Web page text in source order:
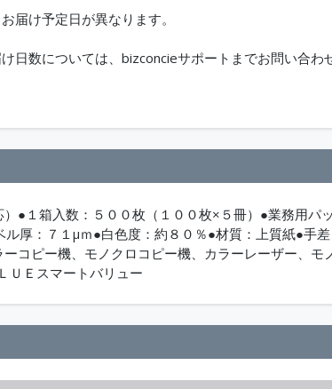
届け予定日が異なります。
数については、bizconcieサポートまでお問い合わ
●１箱入数：５００枚（１００枚×５冊）●業務用パ
厚：７１μｍ●白色度：約８０％●材質：上質紙●手差
コピー機、モノクロコピー機、カラーレーザー、モ
ＵＥスマートバリュー